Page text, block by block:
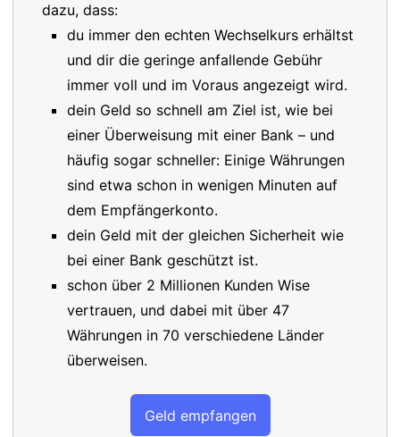
dazu, dass:
du immer den echten Wechselkurs erhältst
und dir die geringe anfallende Gebühr
immer voll und im Voraus angezeigt wird.
dein Geld so schnell am Ziel ist, wie bei
einer Überweisung mit einer Bank – und
häufig sogar schneller: Einige Währungen
sind etwa schon in wenigen Minuten auf
dem Empfängerkonto.
dein Geld mit der gleichen Sicherheit wie
bei einer Bank geschützt ist.
schon über 2 Millionen Kunden Wise
vertrauen, und dabei mit über 47
Währungen in 70 verschiedene Länder
überweisen.
Geld empfangen